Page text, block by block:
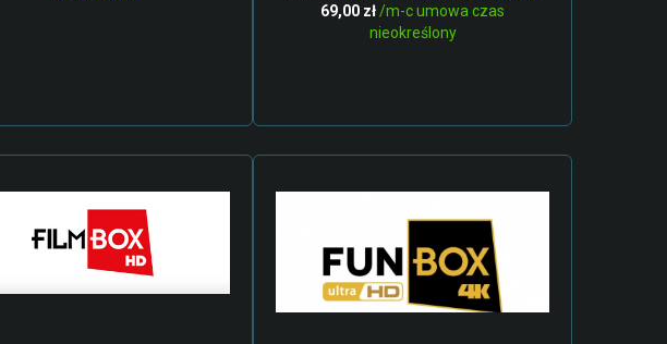
Reg. Przyspiesz Z Nami
69,00 zł/m-c umowa czas
nieokreślony